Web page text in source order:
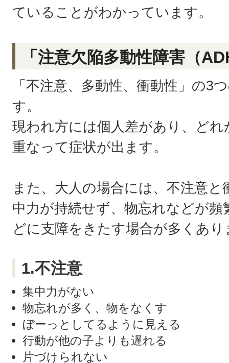
ていることがわかっています。
「注意欠陥多動性障害（
「不注意、多動性、衝動性」の3
す。
現われ方には個人差があり、ど
重なって症状が出ます。
また、大人の場合には、不注意
中力が持続せず、物忘れなどが
どに支障をきたす場合が多くあり
1.不注意
集中力がない
物忘れが多く、物をなくす
ぼーっとしてるように見える
行動が他の子よりも遅れる
片づけられない